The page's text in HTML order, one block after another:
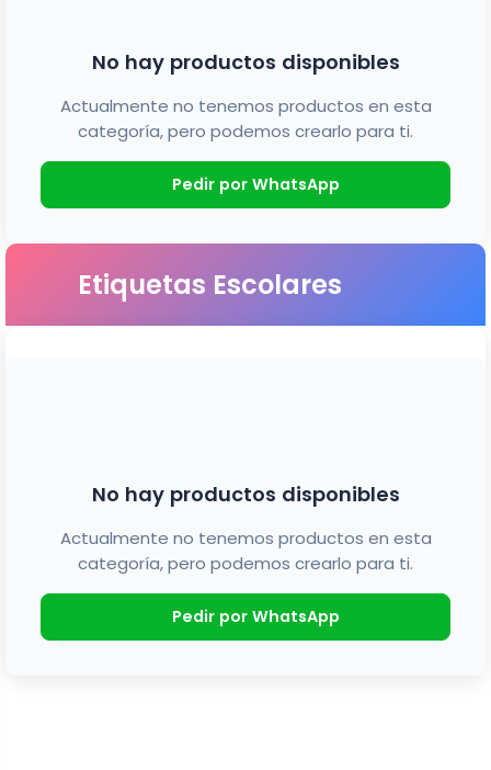
No hay productos disponibles
Actualmente no tenemos productos en esta
categoría, pero podemos crearlo para ti.
Pedir por WhatsApp
Etiquetas Escolares
No hay productos disponibles
Actualmente no tenemos productos en esta
categoría, pero podemos crearlo para ti.
Pedir por WhatsApp